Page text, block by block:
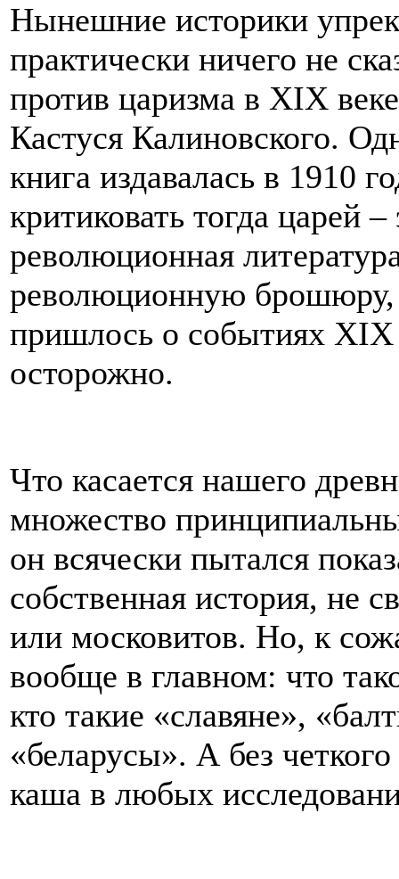
Нынешние историки
практически ничего не
против царизма в XIX
Кастуся Калиновского.
книга издавалась в 1910
критиковать тогда царей
революционная
революционную брошюру,
пришлось о событиях XIX
осторожно.
Что касается нашего
множество
он всячески пытался
собственная история, не
или московитов. Но, к
вообще в главном: что
кто такие «славяне»,
«беларусы». А без
каша в любых